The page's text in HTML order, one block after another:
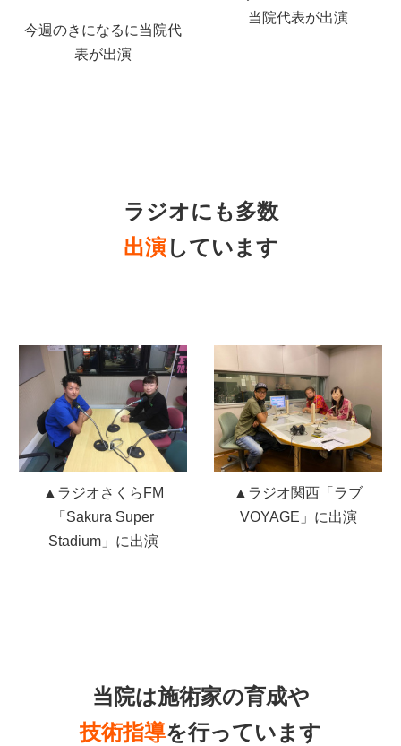
今週のきになるに当院代
表が出演
当院代表が出演
ラジオにも多数
出演しています
▲ラジオさくらFM
「Sakura Super
Stadium」に出演
▲ラジオ関西「ラブ
VOYAGE」に出演
当院は施術家の育成や
技術指導を行っています